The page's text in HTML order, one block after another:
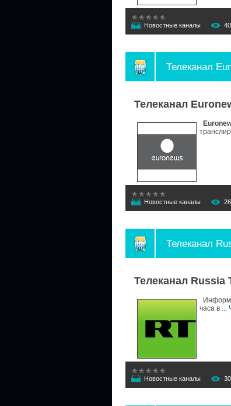
Новостные каналы
Телеканал
Телеканал
Новостные каналы
Телеканал
Телеканал Russia
часа в ...
Новостные каналы